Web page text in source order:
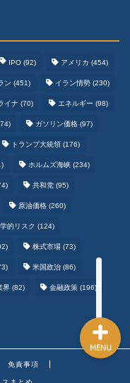
IPO (92) アメリカ (454)
ン (451) イラン情勢 (230)
イナ (70) エネルギー (98)
ガソリン価格 (97)
トランプ大統領 (176)
ホルムズ海峡 (234)
共和党 (95)
原油価格 (260)
的リスク (124)
株式市場 (73)
米国政治 (86)
界 (82) 金融政策 (196)
免責事項
MENU
野球まとめ
カーまとめ